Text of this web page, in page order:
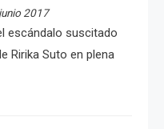
2017
escándalo suscitado
Ririka Suto en plena